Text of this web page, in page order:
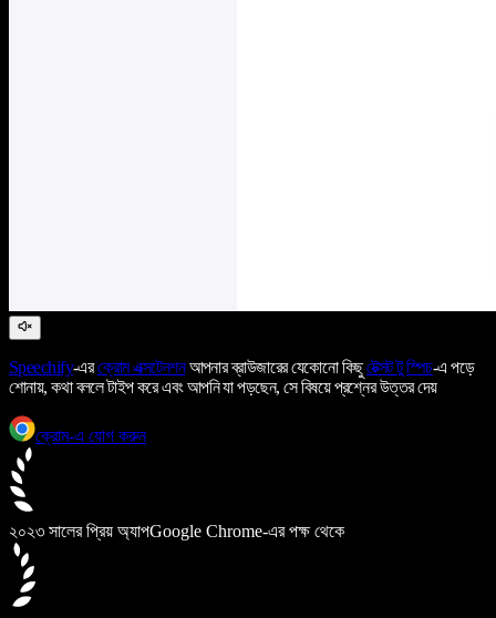
Speechify-এরক্রোম এক্সটেনশনআপনার ব্রাউজারের যেকোনো কিছুটেক্সট টু স্পিচ-এ পড়ে
শোনায়, কথা বললে টাইপ করে এবং আপনি যা পড়ছেন, সে বিষয়ে প্রশ্নের উত্তর দেয়
ক্রোম-এ যোগ করুন
২০২৩ সালের প্রিয় অ্যাপGoogle Chrome-এর পক্ষ থেকে